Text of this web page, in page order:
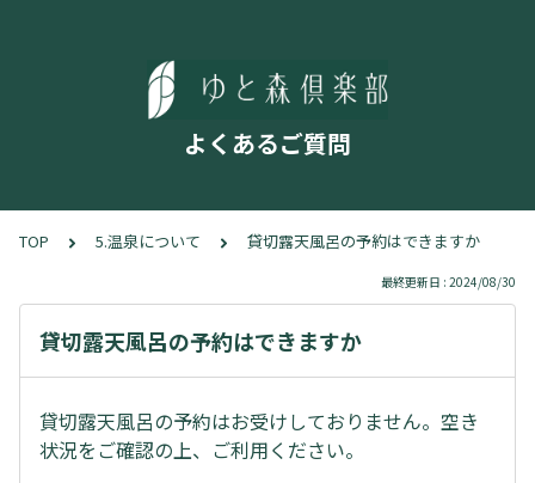
よくあるご質問
TOP 5.温泉について 貸切露天風呂の予約はできますか
最終更新日 : 2024/08/30
貸切露天風呂の予約はできますか
貸切露天風呂の予約はお受けしておりません。空き
状況をご確認の上、ご利用ください。